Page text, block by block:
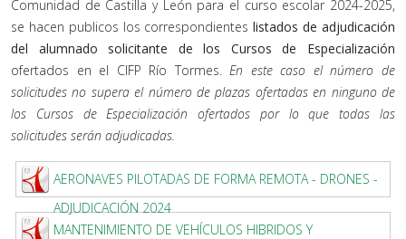
Comunidad de Castilla y León para el curso escolar 2024-2025,
se hacen publicos los correspondientes listados de adjudicación
del alumnado solicitante de los Cursos de Especialización
ofertados en el CIFP Río Tormes.En este caso el número de
solicitudes no supera el número de plazas ofertadas en ninguno de
los Cursos de Especialización ofertados por lo que todas las
solicitudes serán adjudicadas.
AERONAVES PILOTADAS DE FORMA REMOTA - DRONES -
ADJUDICACIÓN 2024
MANTENIMIENTO DE VEHÍCULOS HIBRIDOS Y